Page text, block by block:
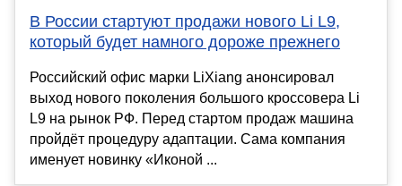
В России стартуют продажи нового Li L9,
который будет намного дороже прежнего
Российский офис марки LiXiang анонсировал
выход нового поколения большого кроссовера Li
L9 на рынок РФ. Перед стартом продаж машина
пройдёт процедуру адаптации. Сама компания
именует новинку «Иконой ...